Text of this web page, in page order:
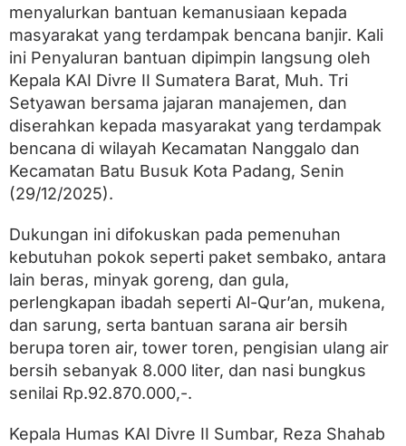
a
g
i
M
s
y
a
r
a
k
a
n
g
g
a
o
d
a
n
B
t
menyalurkan bantuan kemanusiaan kepada
masyarakat yang terdampak bencana banjir. Kali
ini Penyaluran bantuan dipimpin langsung oleh
Kepala KAI Divre II Sumatera Barat, Muh. Tri
Setyawan bersama jajaran manajemen, dan
diserahkan kepada masyarakat yang terdampak
bencana di wilayah Kecamatan Nanggalo dan
Kecamatan Batu Busuk Kota Padang, Senin
(29/12/2025).
Dukungan ini difokuskan pada pemenuhan
kebutuhan pokok seperti paket sembako, antara
lain beras, minyak goreng, dan gula,
perlengkapan ibadah seperti Al-Qur’an, mukena,
dan sarung, serta bantuan sarana air bersih
berupa toren air, tower toren, pengisian ulang air
bersih sebanyak 8.000 liter, dan nasi bungkus
senilai Rp.92.870.000,-.
Kepala Humas KAI Divre II Sumbar, Reza Shahab